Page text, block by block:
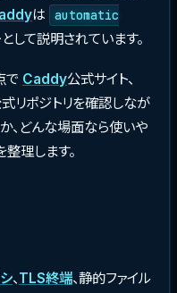
は
automatic
して説明されています。
で Caddy公式サイト、
リポジトリを確認しなが
、どんな場面なら使いや
理します。
、TLS終端、静的ファイル